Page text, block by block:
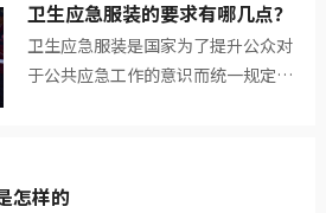
卫生应急服装的要求有哪几点？
卫生应急服装是国家为了提升公众对
于公共应急工作的意识而统一规定
怎样的